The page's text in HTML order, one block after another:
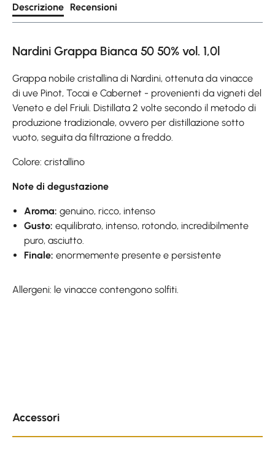
Descrizione Recensioni
Nardini Grappa Bianca 50 50% vol. 1,0l
Grappa nobile cristallina di Nardini, ottenuta da vinacce
di uve Pinot, Tocai e Cabernet - provenienti da vigneti del
Veneto e del Friuli. Distillata 2 volte secondo il metodo di
produzione tradizionale, ovvero per distillazione sotto
vuoto, seguita da filtrazione a freddo.
Colore: cristallino
Note di degustazione
Aroma: genuino, ricco, intenso
Gusto:equilibrato, intenso, rotondo, incredibilmente
puro, asciutto.
Finale: enormemente presente e persistente
Allergeni: le vinacce contengono solfiti.
Accessori